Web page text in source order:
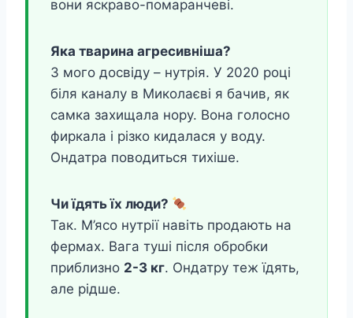
вони яскраво-помаранчеві.
Яка тварина агресивніша?
З мого досвіду – нутрія. У 2020 році
біля каналу в Миколаєві я бачив, як
самка захищала нору. Вона голосно
фиркала і різко кидалася у воду.
Ондатра поводиться тихіше.
Чи їдять їх люди?
Так. М’ясо нутрії навіть продають на
фермах. Вага туші після обробки
приблизно 2-3 кг. Ондатру теж їдять,
але рідше.